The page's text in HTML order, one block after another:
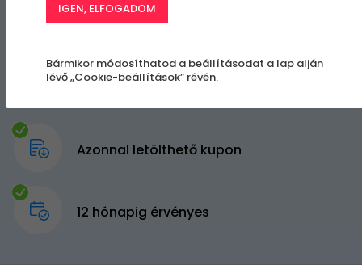
Azonnal letölthető kupon
12 hónapig érvényes
IGEN, ELFOGADOM
Bármikor módosíthatod a beállításodat a lap alján
lévő „Cookie-beállítások” révén.